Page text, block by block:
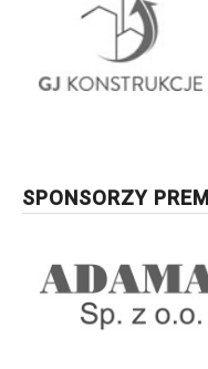
SPONSORZY